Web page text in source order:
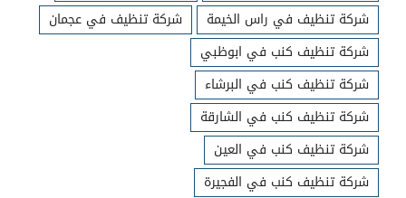
شركة تنظيف في راس الخيمة
شركة تنظيف في عجمان
شركة تنظيف كنب في ابوظبي
شركة تنظيف كنب في البرشاء
شركة تنظيف كنب في الشارقة
شركة تنظيف كنب في العين
شركة تنظيف كنب في الفجيرة